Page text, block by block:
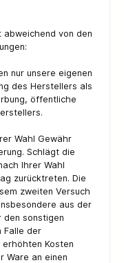
abweichend von den
nur unsere eigenen
des Herstellers als
öffentliche
Wahl Gewähr
Schlägt die
Ihrer Wahl
zurücktreten. Die
zweiten Versuch
aus der
den sonstigen
Falle der
Kosten
Ware an einen